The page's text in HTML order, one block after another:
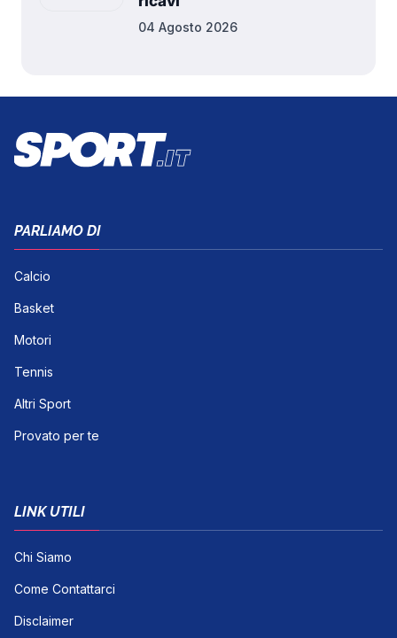
04 Agosto 2026
PARLIAMO DI
Calcio
Basket
Motori
Tennis
Altri Sport
Provato per te
LINK UTILI
Chi Siamo
Come Contattarci
Disclaimer